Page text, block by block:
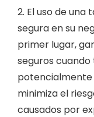
2. El uso de
segura en su
primer lugar,
seguros
potencialmente
minimiza el
causados ​​por